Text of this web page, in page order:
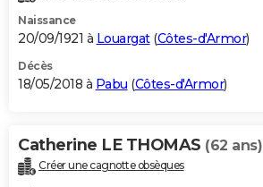
Naissance
20/09/1921 à Louargat(Côtes-d'Armor)
Décès
18/05/2018 à Pabu (Côtes-d'Armor)
Catherine LE THOMAS (62 ans)
Créer une cagnotte obsèques